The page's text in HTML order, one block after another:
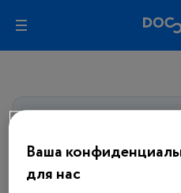
ко всем материалам
Ваша
для нас